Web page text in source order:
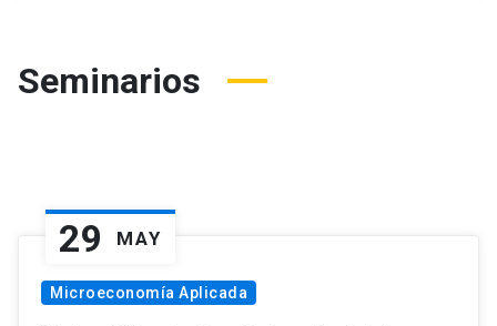
Seminarios
29 MAY
Microeconomía Aplicada